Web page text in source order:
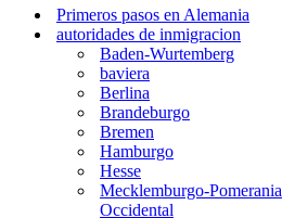
navegaciónPrimeros pasos en Alemania
autoridades de inmigracion
Baden-Wurtemberg
baviera
Berlina
Brandeburgo
Bremen
Hamburgo
Hesse
Mecklemburgo-Pomerania
Occidental